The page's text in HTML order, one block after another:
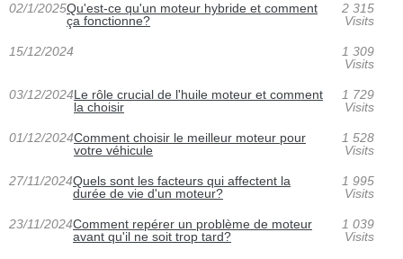
02/1/2025Qu'est-ce qu'un moteur hybride et comment
ça fonctionne?
2 315
Visits
15/12/2024
1 309
Visits
03/12/2024Le rôle crucial de l'huile moteur et comment
la choisir
1 729
Visits
01/12/2024Comment choisir le meilleur moteur pour
votre véhicule
1 528
Visits
27/11/2024Quels sont les facteurs qui affectent la
durée de vie d'un moteur?
1 995
Visits
23/11/2024Comment repérer un problème de moteur
avant qu'il ne soit trop tard?
1 039
Visits